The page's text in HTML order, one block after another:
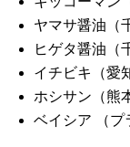
ヤマサ醤油（
ヒゲタ醤油（
イチビキ（愛
ホシサン（熊
ベイシア （プ